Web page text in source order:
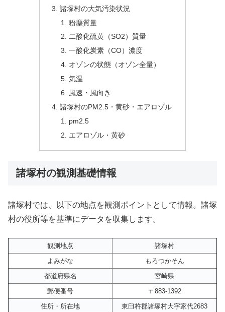
諸塚村の大気汚染状況
粉塵質量
二酸化硫黄（SO2）質量
一酸化炭素（CO）濃度
オゾンの状態（オゾン全量）
気温
風速・風向き
諸塚村のPM2.5・黄砂・エアロゾル
pm2.5
エアロゾル・黄砂
諸塚村の観測基礎情報
諸塚村では、以下の地点を観測ポイントとして情報。諸塚
村の役所等を基準にデータを収集します。
観測地点
諸塚村
よみがな
もろつかそん
都道府県名
宮崎県
郵便番号
〒883-1392
住所・所在地
東臼杵郡諸塚村大字家代2683